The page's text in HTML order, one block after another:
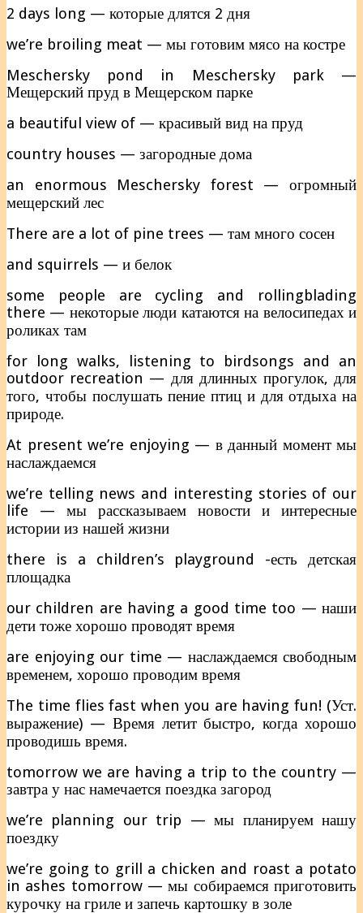
2 days long — которые длятся 2 дня
we’re broiling meat — мы готовим мясо на костре
Meschersky pond in Meschersky park —
Мещерский пруд в Мещерском парке
a beautiful view of — красивый вид на пруд
country houses — загородные дома
an enormous Meschersky forest — огромный
мещерский лес
There are a lot of pine trees — там много сосен
and squirrels — и белок
some people are cycling and rollingblading
there — некоторые люди катаются на велосипедах и
роликах там
for long walks, listening to birdsongs and an
outdoor recreation — для длинных прогулок, для
того, чтобы послушать пение птиц и для отдыха на
природе.
At present we’re enjoying — в данный момент мы
наслаждаемся
we’re telling news and interesting stories of our
life — мы рассказываем новости и интересные
истории из нашей жизни
there is a children’s playground -есть детская
площадка
our children are having a good time too — наши
дети тоже хорошо проводят время
are enjoying our time — наслаждаемся свободным
временем, хорошо проводим время
The time flies fast when you are having fun! (Уст.
выражение) — Время летит быстро, когда хорошо
проводишь время.
tomorrow we are having a trip to the country —
завтра у нас намечается поездка загород
we’re planning our trip — мы планируем нашу
поездку
we’re going to grill a chicken and roast a potato
in ashes tomorrow — мы собираемся приготовить
курочку на гриле и запечь картошку в золе